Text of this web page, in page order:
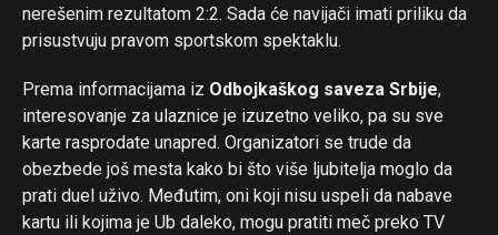
nerešenim rezultatom 2:2. Sada će navijači imati priliku da
prisustvuju pravom sportskom spektaklu.
Prema informacijama iz Odbojkaškog saveza Srbije,
interesovanje za ulaznice je izuzetno veliko, pa su sve
karte rasprodate unapred. Organizatori se trude da
obezbede još mesta kako bi što više ljubitelja moglo da
prati duel uživo. Međutim, oni koji nisu uspeli da nabave
kartu ili kojima je Ub daleko, mogu pratiti meč preko TV